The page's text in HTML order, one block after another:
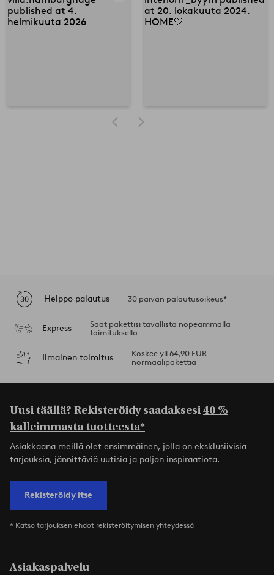
Helppo palautus 30 päivän palautusoikeus*
Express
Saat pakettisi tavallista nopeammalla
toimituksella
Ilmainen toimitus
Koskee yli 64,90 EUR
normaalipakettia
Uusi täällä? Rekisteröidy saadaksesi40 %
kalleimmasta tuotteesta*
Asiakkaana meillä olet ensimmäinen, jolla on eksklusiivisia
tarjouksia, jännittäviä uutisia ja paljon inspiraatiota.
Rekisteröidy itse
* Katso tarjouksen ehdot rekisteröitymisen yhteydessä
Asiakaspalvelu